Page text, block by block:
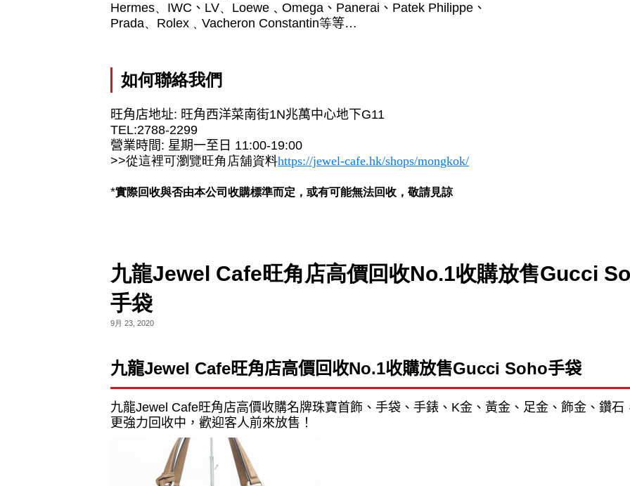
Hermes、 IWC 、 LV、 Loewe﹑Omega 、 Panerai 、 Patek Philippe 、
Prada、 Rolex ﹑ Vacheron Constantin等等…
如何聯絡我們
旺角店地址: 旺角西洋菜南街1N兆萬中心地下G11
TEL:2788-2299
營業時間: 星期一至日 11:00-19:00
>>從這裡可瀏覽旺角店舖資料https://jewel-cafe.hk/shops/mongkok/
*實際回收與否由本公司收購標準而定， 或有可能無法回收 ，敬請見諒
九龍Jewel Cafe旺角店高價回收No.1收購放售Gucci
手袋
9月 23, 2020
九龍Jewel Cafe旺角店高價回收No.1收購放售Gucci Soho手袋
九龍Jewel Cafe旺角店高價收購名牌珠寶首飾、手袋、手錶、 K金、黃金、足金、飾金、鑽石
更強力回收中，歡迎客人前來放售！